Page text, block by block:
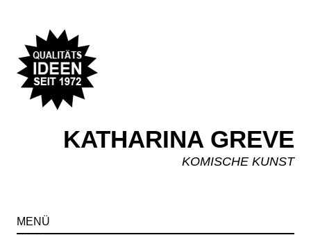
KATHARINA GREVE
KOMISCHE KUNST
MENÜ